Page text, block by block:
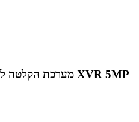
מערכת הקלטה למצלמות אבטחה ל- 8 ערוצים XVR 5MP